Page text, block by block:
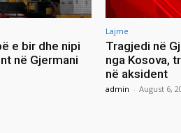
e bir dhe nipi
në Gjermani
Lajme
Tragjedi në
nga Kosova,
në aksident
admin - August 6,